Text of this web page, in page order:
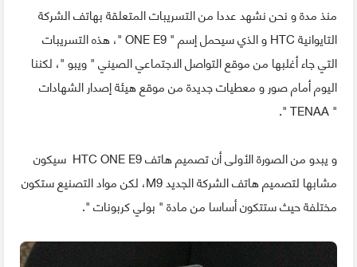
منذ مدة و نحن نشهد عددا من التسريبات المتعلقة بهاتف الشركة
التايوانية HTC و الذي سيحمل إسم " ONE E9 "، هذه التسريبات
التي جاء أغلبها من موقع التواصل الاجتماعي الصيني " ويبو "، لكننا
اليوم أمام صور و معطيات جديدة من موقع هيئة إصدار الشهادات
" TENAA ".
و يبدو من الصورة الأولى أن تصميم هاتف HTC ONE E9 سيكون
مشابها لتصميم هاتف الشركة الجديد M9، لكن مواد التصنيع ستكون
مختلفة حيث ستتكون أساسا من مادة " بولي كربونات ".